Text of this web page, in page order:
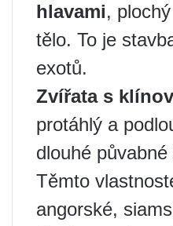
hlavami,
tělo. To je
exotů.
Zvířata s
protáhlý a
dlouhé
Těmto
angorské,